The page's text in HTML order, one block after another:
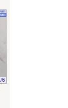
/6